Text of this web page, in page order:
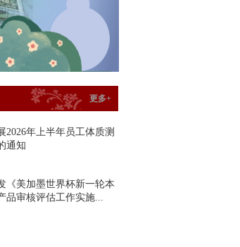
更多+
2026年上半年员工体质测
通知
《美加墨世界杯新一轮本
品审核评估工作实施...